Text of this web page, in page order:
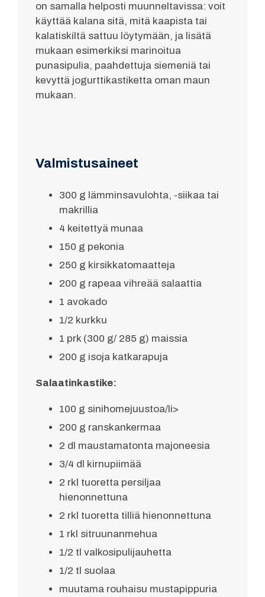
on samalla helposti muunneltavissa: voit
käyttää kalana sitä, mitä kaapista tai
kalatiskiltä sattuu löytymään, ja lisätä
mukaan esimerkiksi marinoitua
punasipulia, paahdettuja siemeniä tai
kevyttä jogurttikastiketta oman maun
mukaan.
Valmistusaineet
300 g lämminsavulohta, -siikaa tai
makrillia
4 keitettyä munaa
150 g pekonia
250 g kirsikkatomaatteja
200 g rapeaa vihreää salaattia
1 avokado
1/2 kurkku
1 prk (300 g/ 285 g) maissia
200 g isoja katkarapuja
Salaatinkastike:
100 g sinihomejuustoa/li>
200 g ranskankermaa
2 dl maustamatonta majoneesia
3/4 dl kirnupiimää
2 rkl tuoretta persiljaa
hienonnettuna
2 rkl tuoretta tilliä hienonnettuna
1 rkl sitruunanmehua
1/2 tl valkosipulijauhetta
1/2 tl suolaa
muutama rouhaisu mustapippuria